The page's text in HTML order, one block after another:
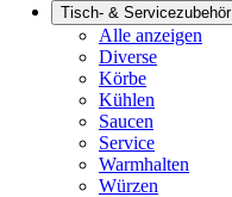
Tisch- & Servicezubehör
Alle anzeigen
Diverse
Körbe
Kühlen
Saucen
Service
Warmhalten
Würzen